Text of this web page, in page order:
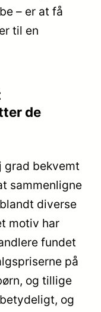
– er at få
til en
de
grad bekvemt
sammenligne
diverse
motiv har
fundet
på
og tillige
og